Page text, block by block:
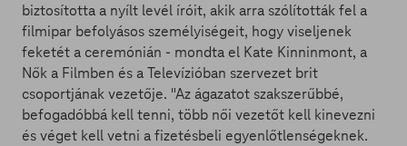
biztosította a nyílt levél íróit, akik arra szólították fel a
filmipar befolyásos személyiségeit, hogy viseljenek
feketét a ceremónián - mondta el Kate Kinninmont, a
Nők a Filmben és a Televízióban szervezet brit
csoportjának vezetője. "Az ágazatot szakszerűbbé,
befogadóbbá kell tenni, több női vezetőt kell kinevezni
és véget kell vetni a fizetésbeli egyenlőtlenségeknek.